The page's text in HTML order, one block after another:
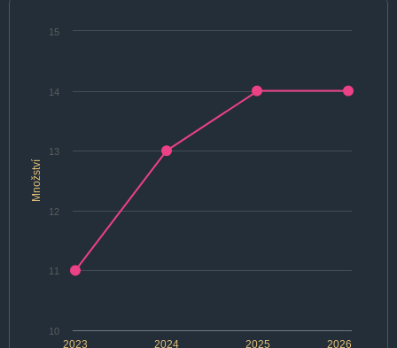
Množství
2024 2026
2023 2025
10
11
12
13
14
15